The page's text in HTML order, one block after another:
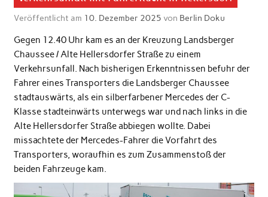
Veröffentlicht am 10. Dezember 2025 von Berlin Doku
Gegen 12.40 Uhr kam es an der Kreuzung Landsberger
Chaussee / Alte Hellersdorfer Straße zu einem
Verkehrsunfall. Nach bisherigen Erkenntnissen befuhr der
Fahrer eines Transporters die Landsberger Chaussee
stadtauswärts, als ein silberfarbener Mercedes der C-
Klasse stadteinwärts unterwegs war und nach links in die
Alte Hellersdorfer Straße abbiegen wollte. Dabei
missachtete der Mercedes-Fahrer die Vorfahrt des
Transporters, woraufhin es zum Zusammenstoß der
beiden Fahrzeuge kam.